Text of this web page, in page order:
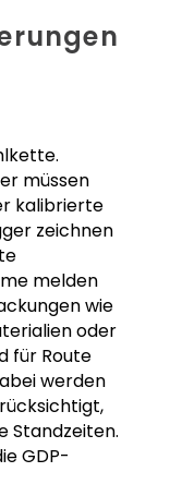
müssen
kalibrierte
zeichnen
melden
wie
oder
für Route
werden
Standzeiten.
GDP-